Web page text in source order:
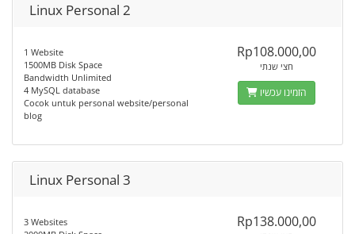
Linux Personal 2
1 Website
1500MB Disk Space
Bandwidth Unlimited
4 MySQL database
Cocok untuk personal website/personal
blog
Rp108.000,00
חצי שנתי
הזמינו עכשיו
Linux Personal 3
3 Websites
Rp138.000,00